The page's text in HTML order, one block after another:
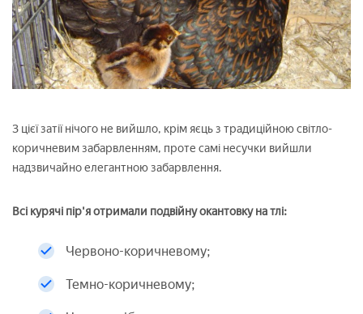
З цієї затії нічого не вийшло, крім яєць з традиційною світло-
коричневим забарвленням, проте самі несучки вийшли
надзвичайно елегантною забарвлення.
Всі курячі пір'я отримали подвійну окантовку на тлі:
Червоно-коричневому;
Темно-коричневому;